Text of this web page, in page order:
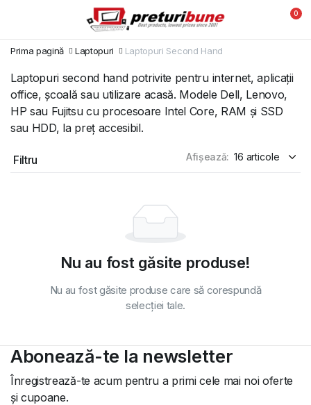
0
Prima pagină Laptopuri Laptopuri Second Hand
Laptopuri second hand potrivite pentru internet, aplicații
office, școală sau utilizare acasă. Modele Dell, Lenovo,
HP sau Fujitsu cu procesoare Intel Core, RAM și SSD
sau HDD, la preț accesibil.
Filtru Afișează:
Nu au fost găsite produse!
Nu au fost găsite produse care să corespundă
selecției tale.
Abonează-te la newsletter
Înregistrează-te acum pentru a primi cele mai noi oferte
și cupoane.